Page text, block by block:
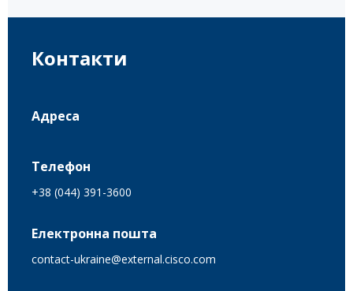
Контакти
Адреса
Телефон
+38 (044) 391-3600
Електронна пошта
contact-ukraine@external.cisco.com